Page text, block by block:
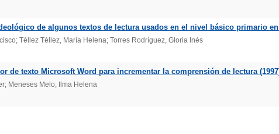
de algunos textos de lectura usados en el nivel básico primario en
Téllez Téllez, María Helena; Torres Rodríguez, Gloria Inés
de texto Microsoft Word para incrementar la comprensión de lectura
Meneses Melo, Ilma Helena